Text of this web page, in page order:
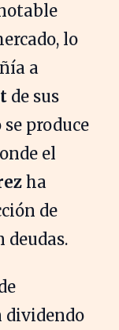
lo
a
de sus
produce
el
ha
de
deudas.
dividendo